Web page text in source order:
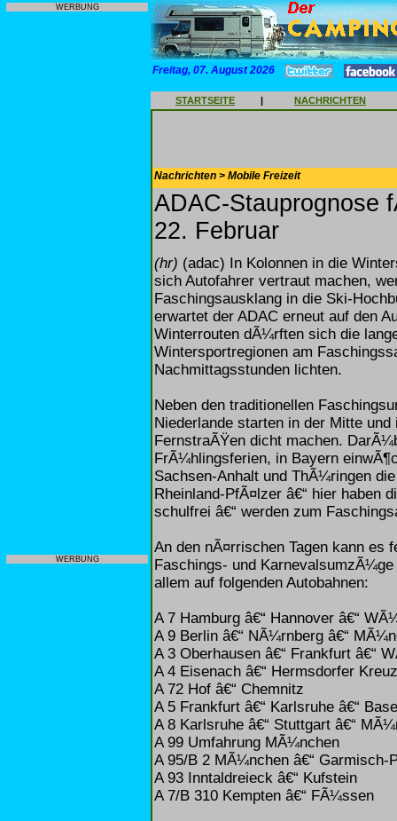
WERBUNG
WERBUNG
Freitag, 07. August 2026
STARTSEITE | NACHRICHTEN
Nachrichten > Mobile Freizeit
ADAC-Stauprognose
22. Februar
(hr) (adac) In Kolonnen in die
sich Autofahrer vertraut machen,
Faschingsausklang in die Ski-
erwartet der ADAC erneut auf den
Winterrouten dÃ¼rften sich die
Wintersportregionen am
Nachmittagsstunden lichten.
Neben den traditionellen
Niederlande starten in der Mitte
FernstraÃŸen dicht machen.
FrÃ¼hlingsferien, in Bayern
Sachsen-Anhalt und ThÃ¼ringen
Rheinland-PfÃ¤lzer â€“ hier haben
schulfrei â€“ werden zum
An den nÃ¤rrischen Tagen kann es
Faschings- und
allem auf folgenden Autobahnen:
A 7 Hamburg â€“ Hannover â€“
A 9 Berlin â€“ NÃ¼rnberg â€“
A 3 Oberhausen â€“ Frankfurt â€“
A 4 Eisenach â€“ Hermsdorfer
A 72 Hof â€“ Chemnitz
A 5 Frankfurt â€“ Karlsruhe â€“
A 8 Karlsruhe â€“ Stuttgart â€“
A 99 Umfahrung MÃ¼nchen
A 95/B 2 MÃ¼nchen â€“ Garmisch-
A 93 Inntaldreieck â€“ Kufstein
A 7/B 310 Kempten â€“ FÃ¼ssen